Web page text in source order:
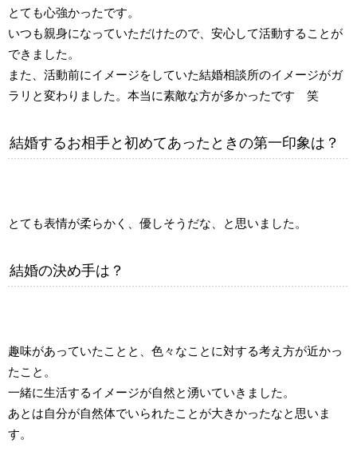
とても心強かったです。
いつも親身になっていただけたので、安心して活動することが
できました。
また、活動前にイメージをしていた結婚相談所のイメージがガ
ラリと変わりました。本当に素敵な方が多かったです 笑
結婚するお相手と初めてあったときの第一印象は？
とても表情が柔らかく、優しそうだな、と思いました。
結婚の決め手は？
趣味があっていたことと、色々なことに対する考え方が近かっ
たこと。
一緒に生活するイメージが自然と湧いていきました。
あとは自分が自然体でいられたことが大きかったなと思いま
す。